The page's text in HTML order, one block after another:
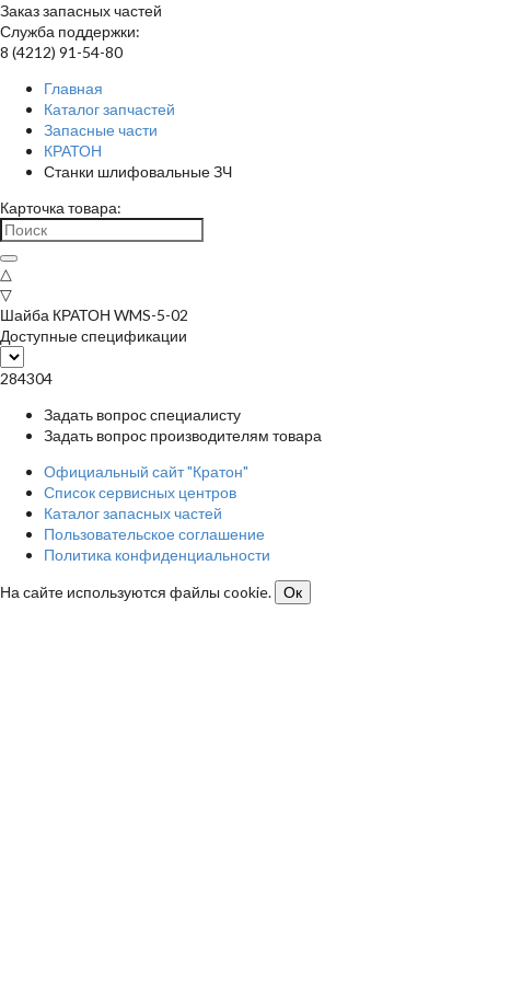
Заказ запасных частей
Служба поддержки:
8 (4212) 91-54-80
Главная
Каталог запчастей
Запасные части
КРАТОН
Станки шлифовальные ЗЧ
Карточка товара:
△
▽
Шайба КРАТОН WMS-5-02
Доступные спецификации
284304
Задать вопрос специалисту
Задать вопрос производителям товара
Официальный сайт "Кратон"
Список сервисных центров
Каталог запасных частей
Пользовательское соглашение
Политика конфиденциальности
На сайте используются файлы cookie.
Ок